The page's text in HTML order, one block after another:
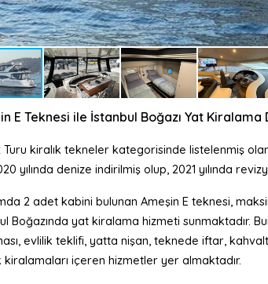
E Teknesi ile İstanbul Boğazı Yat Kiralama
Turu kiralık tekneler kategorisinde listelenmiş
yılında denize indirilmiş olup, 2021 yılında
2 adet kabini bulunan Ameşin E teknesi,
Boğazında yat kiralama hizmeti sunmaktadır.
evlilik teklifi, yatta nişan, teknede iftar,
kiralamaları içeren hizmetler yer almaktadır.